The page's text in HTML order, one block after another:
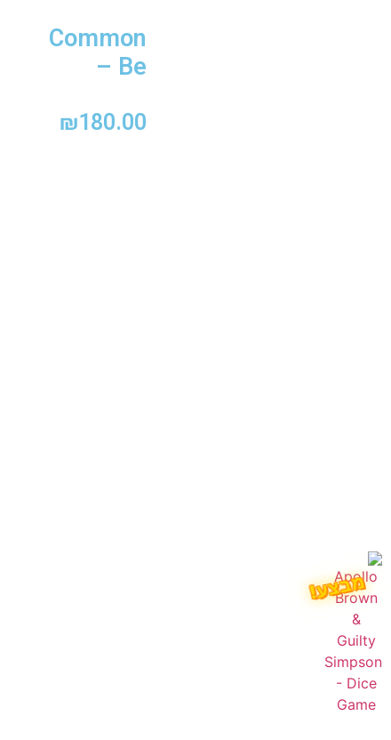
Common
– Be
₪180.00
מבצע!